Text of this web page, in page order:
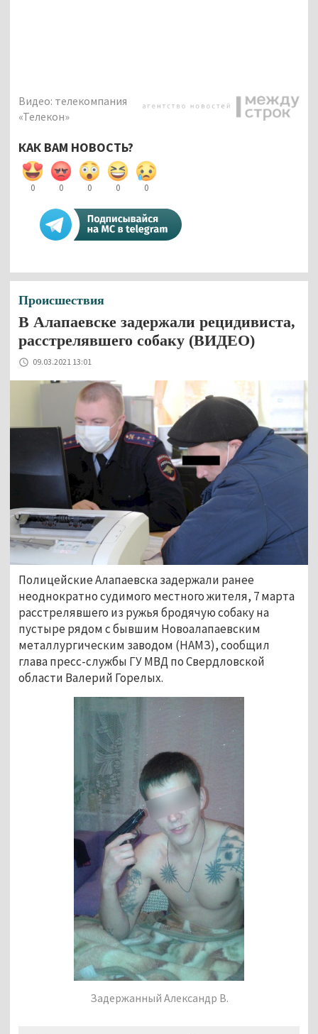
Видео: телекомпания
«Телекон»
КАК ВАМ НОВОСТЬ?
0 0 0 0 0
Происшествия
В Алапаевске задержали рецидивиста,
расстрелявшего собаку (ВИДЕО)
09.03.2021 13:01
Полицейские Алапаевска задержали ранее
неоднократно судимого местного жителя, 7 марта
расстрелявшего из ружья бродячую собаку на
пустыре рядом с бывшим Новоалапаевским
металлургическим заводом (НАМЗ), сообщил
глава пресс-службы ГУ МВД по Свердловской
области Валерий Горелых.
Задержанный Александр В.